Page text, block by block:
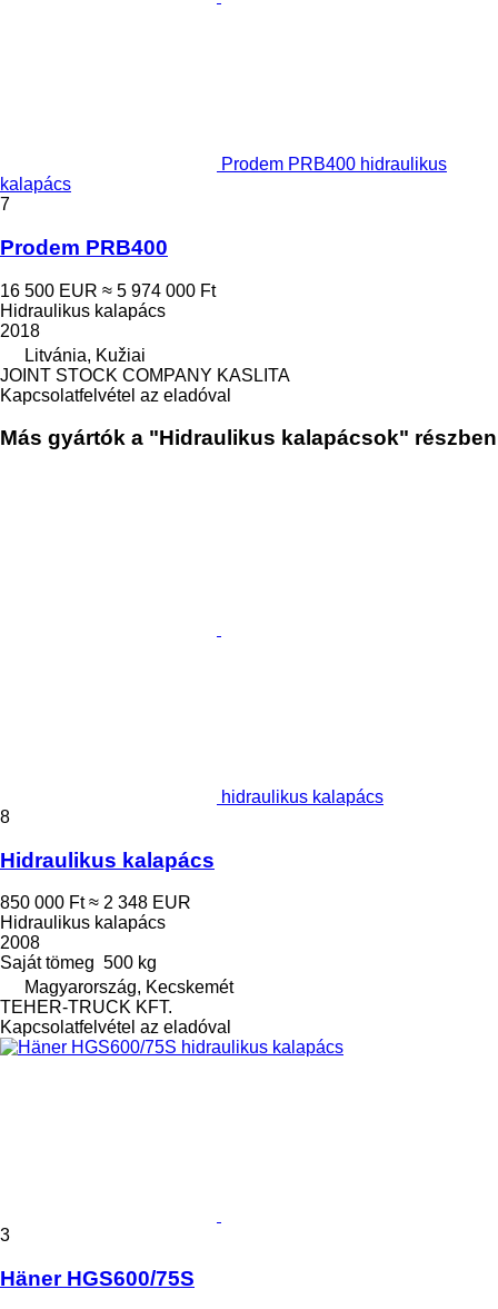
Prodem PRB400 hidraulikus
kalapács
7
Prodem PRB400
16 500 EUR ≈ 5 974 000 Ft
Hidraulikus kalapács
2018
Litvánia, Kužiai
JOINT STOCK COMPANY KASLITA
Kapcsolatfelvétel az eladóval
Más gyártók a "Hidraulikus kalapácsok" részben
hidraulikus kalapács
8
Hidraulikus kalapács
850 000 Ft ≈ 2 348 EUR
Hidraulikus kalapács
2008
Saját tömeg 500 kg
Magyarország, Kecskemét
TEHER-TRUCK KFT.
Kapcsolatfelvétel az eladóval
3
Häner HGS600/75S